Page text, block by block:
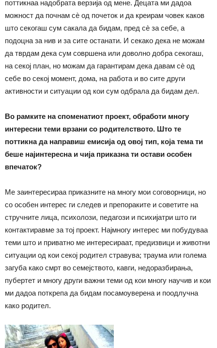
поттикнаа надобрата верзија од мене. Децата ми дадоа
можност да почнам сè од почеток и да креирам човек каков
што секогаш сум сакала да бидам, пред сè за себе, а
подоцна за нив и за сите останати. И секако дека не можам
да тврдам дека сум совршена или доволно добра секогаш,
на секој план, но можам да гарантирам дека давам сè од
себе во секој момент, дома, на работа и во сите други
активности и ситуации од кои сум одбрала да бидам дел.
Во рамките на споменатиот проект, обработи многу
интересни теми врзани со родителството. Што те
поттикна да направиш емисија од овој тип, која тема ти
беше најинтересна и чија приказна ти остави особен
впечаток?
Ме заинтересираа приказните на многу мои соговорници, но
со особен интерес ги следев и препораките и советите на
стручните лица, психолози, педагози и психијатри што ги
контактиравме за тој проект. Најмногу интерес ми побудуваа
теми што и приватно ме интересираат, предизвици и животни
ситуации од кои секој родител стравува; траума или голема
загуба како смрт во семејството, кавги, недоразбирања,
пубертет и многу други важни теми од кои многу научив и кои
ми дадоа поткрепа да бидам посамоуверена и поодлучна
како родител.